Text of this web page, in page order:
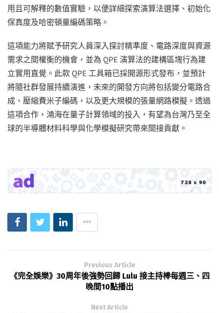
用且可解釋的數值實驗，以便詳細探索演算法選擇、初始化
保真度及哈密頓量編碼策略。
這項能力將賦予研究人員深入探討精準度、電路深度與資源
需求之間權衡的機會，並為 QPE 演算法的建構區塊行為建
立實用直覺。此款 QPE 工具箱已採開源形式發布，並預計
將隨社群發展持續演進，未來的開發方向將包括變分電路合
成、壓縮費米子編碼，以及更大規模的張量網路模擬。透過
這項合作，鴻海在量子計算領域的投入，有望為台灣乃至全
球的半導體材料科學與化學模擬研究帶來間接貢獻。
Previous Article
《完全娛樂》30周年後強勢回歸 Lulu 接主持棒每週三、四
晚間10點播出
Next Article